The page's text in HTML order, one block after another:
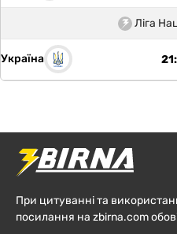
Ліга
Україна
При цитуванні та
посилання на zbirna.com